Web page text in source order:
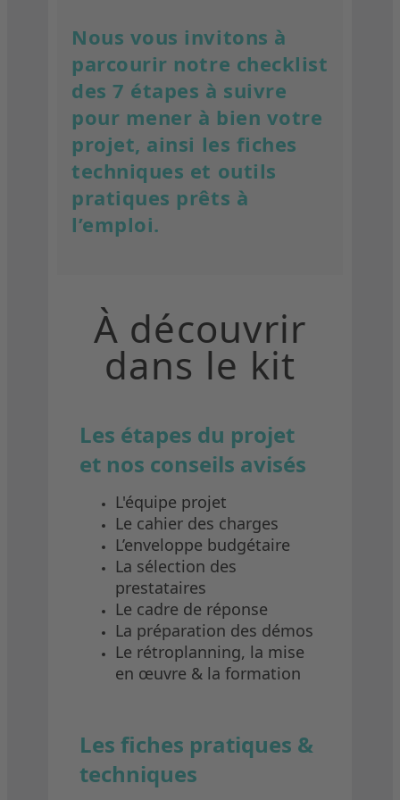
Nous vous invitons à
parcourir notre checklist
des 7 étapes à suivre
pour mener à bien votre
projet, ainsi les fiches
techniques et outils
pratiques prêts à
l’emploi.
À découvrir
dans le kit
Les étapes du projet
et nos conseils avisés
L'équipe projet
Le cahier des charges
L’enveloppe budgétaire
La sélection des
prestataires
Le cadre de réponse
La préparation des démos
Le rétroplanning, la mise
en œuvre & la formation
Les fiches pratiques &
techniques